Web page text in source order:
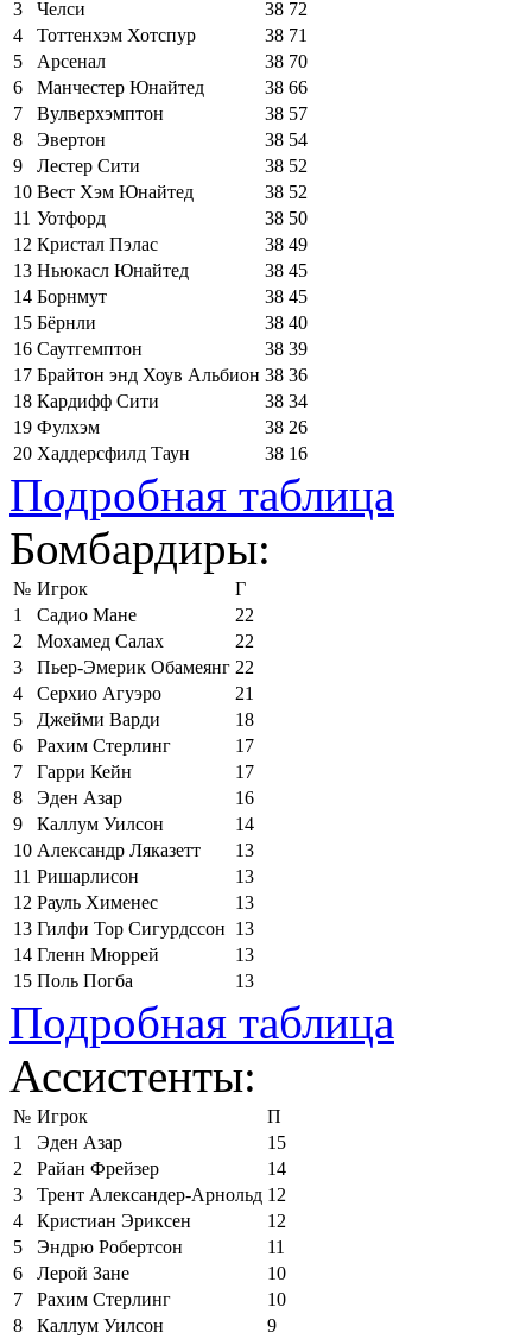
3 Челси 38 72
4
Тоттенхэм Хотспур 38 71
5
Арсенал 38 70
6
Манчестер Юнайтед 38 66
7
Вулверхэмптон 38 57
8
Эвертон 38 54
9
Лестер Сити 38 52
10 Вест Хэм Юнайтед 38 52
11 Уотфорд 38 50
12 Кристал Пэлас 38 49
13 Ньюкасл Юнайтед 38 45
14 Борнмут 38 45
15 Бёрнли 38 40
16 Саутгемптон 38 39
17 Брайтон энд Хоув Альбион 38 36
18 Кардифф Сити 38 34
19 Фулхэм 38 26
20 Хаддерсфилд Таун 38 16
Подробная таблица
Бомбардиры:
№ Игрок
Г
1
Садио Мане
22
2
Мохамед Салах
22
3
Пьер-Эмерик Обамеянг 22
4
Серхио Агуэро
21
5
Джейми Варди
18
6
Рахим Стерлинг
17
7
Гарри Кейн
17
8
Эден Азар
16
9
Каллум Уилсон
14
10 Александр Ляказетт
13
11 Ришарлисон
13
12 Рауль Хименес
13
13 Гилфи Тор Сигурдссон 13
14 Гленн Мюррей
13
15 Поль Погба 13
Подробная таблица
Ассистенты:
№ Игрок
П
1
Эден Азар
15
2
Райан Фрейзер
14
3
Трент Александер-Арнольд 12
4
Кристиан Эриксен
12
5
Эндрю Робертсон
11
6
Лерой Зане
10
7
Рахим Стерлинг
10
8
Каллум Уилсон
9